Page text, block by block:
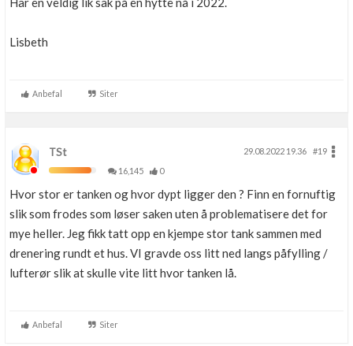
Lisbeth
Anbefal Siter
TSt 29.08.2022 19.36
#19
16,145
0
Hvor stor er tanken og hvor dypt ligger den ? Finn en fornuftig
slik som frodes som løser saken uten å problematisere det for
mye heller. Jeg fikk tatt opp en kjempe stor tank sammen med
drenering rundt et hus. VI gravde oss litt ned langs påfylling /
lufterør slik at skulle vite litt hvor tanken lå.
Anbefal Siter